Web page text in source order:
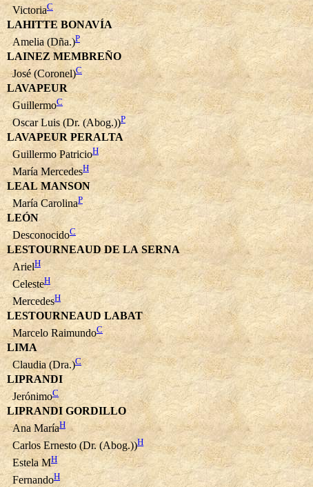
VictoriaC
LAHITTE BONAVÍA
Amelia (Dña.)P
LAINEZ MEMBREÑO
José (Coronel)C
LAVAPEUR
GuillermoC
Oscar Luis (Dr. (Abog.))P
LAVAPEUR PERALTA
Guillermo PatricioH
María MercedesH
LEAL MANSON
María CarolinaP
LEÓN
DesconocidoC
LESTOURNEAUD DE LA SERNA
ArielH
CelesteH
MercedesH
LESTOURNEAUD LABAT
Marcelo RaimundoC
LIMA
Claudia (Dra.)C
LIPRANDI
JerónimoC
LIPRANDI GORDILLO
Ana MaríaH
Carlos Ernesto (Dr. (Abog.))H
Estela MH
FernandoH